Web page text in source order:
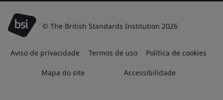
© The British Standards Institution 2026
Aviso de privacidade Termos de uso Política de cookies
Mapa do site Accessibilidade